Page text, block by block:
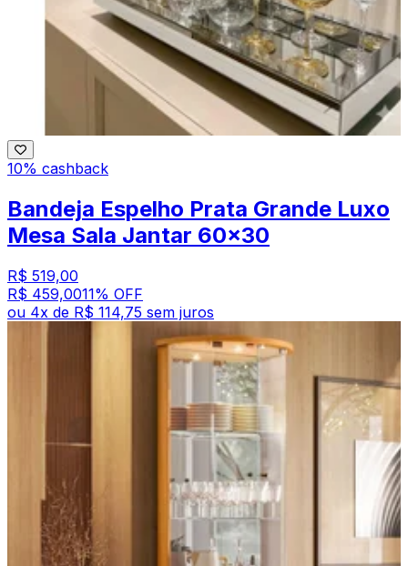
10% cashback
Bandeja Espelho Prata Grande Luxo
Mesa Sala Jantar 60x30
R$ 519,00
R$ 459,0011% OFF
ou 4x de R$ 114,75 sem juros